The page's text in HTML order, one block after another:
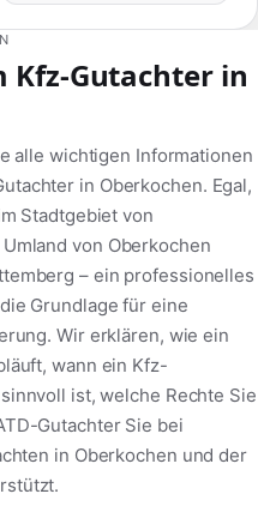
Kfz-Gutachter in
alle wichtigen Informationen
in Oberkochen. Egal,
Stadtgebiet von
von Oberkochen
– ein professionelles
Grundlage für eine
Wir erklären, wie ein
wann ein Kfz-
ist, welche Rechte Sie
Gutachter Sie bei
in Oberkochen und der